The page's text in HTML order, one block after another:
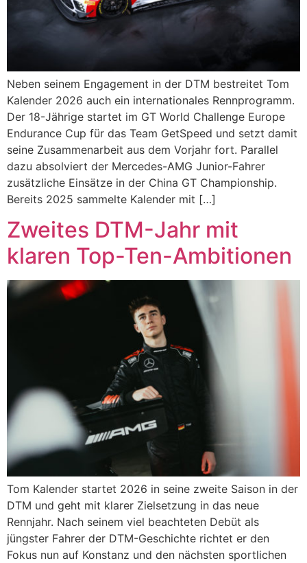
Neben seinem Engagement in der DTM bestreitet Tom
Kalender 2026 auch ein internationales Rennprogramm.
Der 18-Jährige startet im GT World Challenge Europe
Endurance Cup für das Team GetSpeed und setzt damit
seine Zusammenarbeit aus dem Vorjahr fort. Parallel
dazu absolviert der Mercedes-AMG Junior-Fahrer
zusätzliche Einsätze in der China GT Championship.
Bereits 2025 sammelte Kalender mit […]
Zweites DTM-Jahr mit
klaren Top-Ten-Ambitionen
Tom Kalender startet 2026 in seine zweite Saison in der
DTM und geht mit klarer Zielsetzung in das neue
Rennjahr. Nach seinem viel beachteten Debüt als
jüngster Fahrer der DTM-Geschichte richtet er den
Fokus nun auf Konstanz und den nächsten sportlichen